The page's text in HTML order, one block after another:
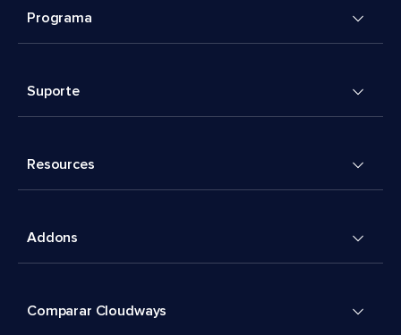
Programa
Suporte
Resources
Addons
Comparar Cloudways